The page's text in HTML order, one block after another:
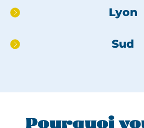
pied
Lyon
Sud
Pourquoi